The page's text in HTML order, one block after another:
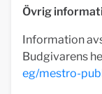
Övrig
Information
Budgivarens
eg/mestro-